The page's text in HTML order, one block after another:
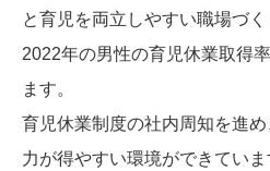
と育児を両立しやすい職場づく
2022年の男性の育児休業取得
ます。
育児休業制度の社内周知を進
力が得やすい環境ができていま